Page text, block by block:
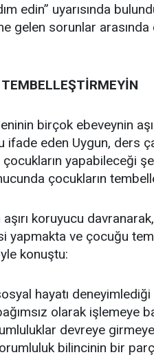
edin” uyarısında
gelen sorunlar arasında
birçok ebeveynin
ifade eden Uygun, ders
yapabileceği
çocukların
koruyucu
yapmakta ve çocuğu
konuştu:
hayatı
olarak işlemeye
devreye
bilincinin bir